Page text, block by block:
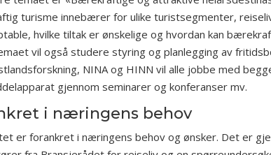
turisme innebærer for ulike turistsegmenter,
hvilke tiltak er ønskelige og hvordan kan
vil også studere styring og planlegging av
NINA og HINN vil alle jobbe med
gjennom seminarer og konferanser mv.
i næringens behov
er forankret i næringens behov og ønsker. Det er